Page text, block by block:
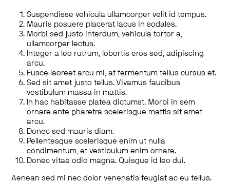
Suspendisse vehicula ullamcorper velit id tempus.
Mauris posuere placerat lacus in sodales.
Morbi sed justo interdum, vehicula tortor a,
ullamcorper lectus.
Integer a leo rutrum, lobortis eros sed, adipiscing
arcu.
Fusce laoreet arcu mi, at fermentum tellus cursus et.
Sed sit amet justo tellus. Vivamus faucibus
vestibulum massa in mattis.
In hac habitasse platea dictumst. Morbi in sem
ornare ante pharetra scelerisque mattis sit amet
arcu.
Donec sed mauris diam.
Pellentesque scelerisque enim ut nulla
condimentum, et vestibulum enim ornare.
Donec vitae odio magna. Quisque id leo dui.
Aenean sed mi nec dolor venenatis feugiat ac eu tellus.